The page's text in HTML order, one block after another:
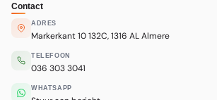
Contact
ADRES
Markerkant 10 132C, 1316 AL Almere
TELEFOON
036 303 3041
WHATSAPP